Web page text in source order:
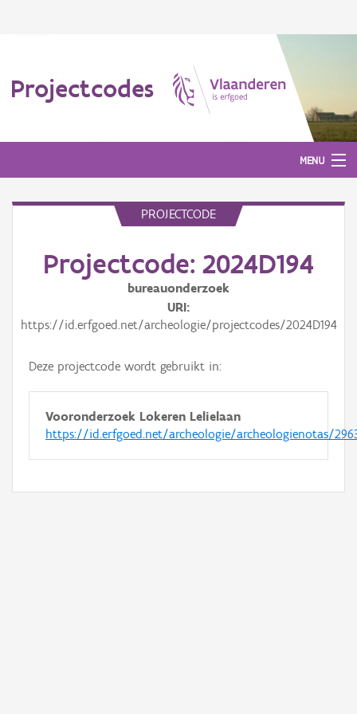
Projectcodes
MENU
PROJECTCODE
Projectcode: 2024D194
bureauonderzoek
URI
https://id.erfgoed.net/archeologie/projectcodes/2024D194
Deze projectcode wordt gebruikt in:
Vooronderzoek Lokeren Lelielaan
https://id.erfgoed.net/archeologie/archeologienotas/